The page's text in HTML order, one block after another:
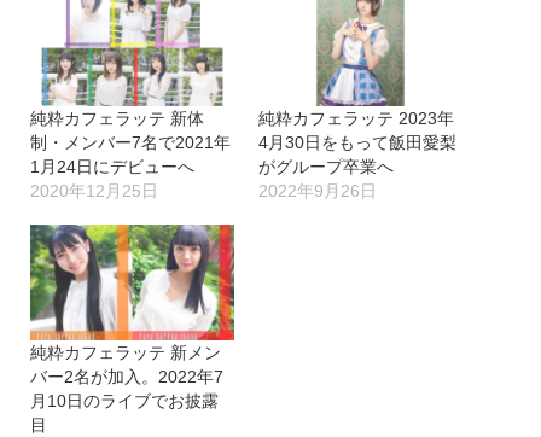
純粋カフェラッテ 新体
制・メンバー7名で2021年
1月24日にデビューへ
2020年12月25日
純粋カフェラッテ 2023年
4月30日をもって飯田愛梨
がグループ卒業へ
2022年9月26日
純粋カフェラッテ 新メン
バー2名が加入。2022年7
月10日のライブでお披露
目